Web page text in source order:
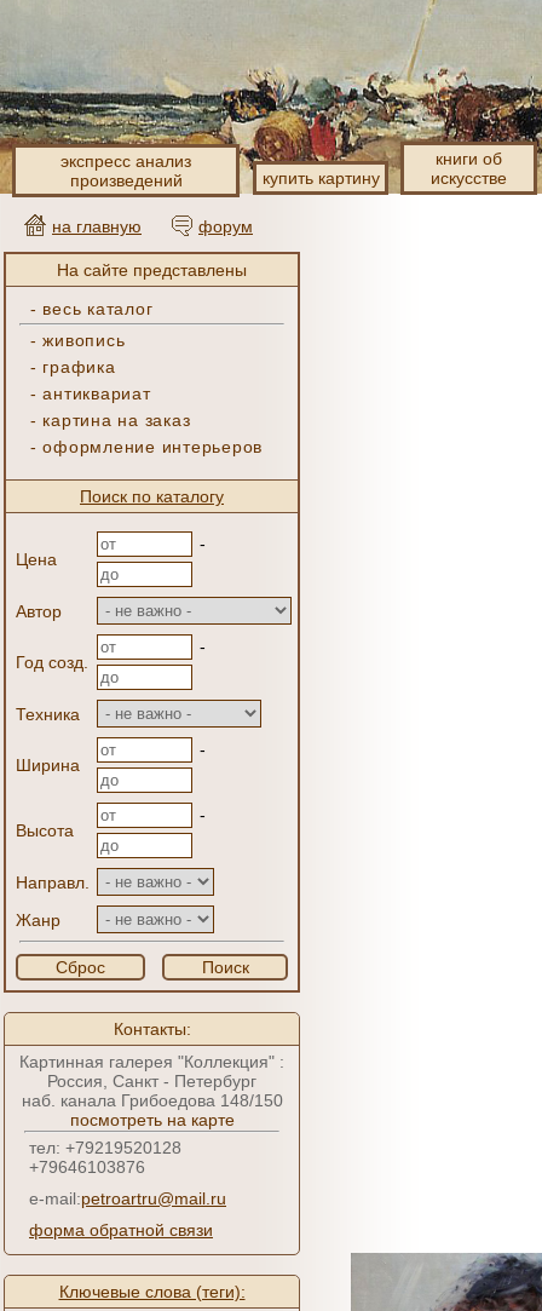
экспресс анализ
произведений
купить картину
книги об
искусстве
на главную форум
На сайте представлены
- весь каталог
-живопись
- графика
-антиквариат
- картина на заказ
-оформление интерьеров
Поиск по каталогу
Цена
-
Автор
Год созд.
-
Техника
Ширина
-
Высота
-
Направл.
Жанр
Сброс Поиск
Контакты:
Картинная галерея "Коллекция" :
Россия, Санкт - Петербург
наб. канала Грибоедова 148/150
посмотреть на карте
тел: +79219520128
+79646103876
e-mail:petroartru@mail.ru
форма обратной связи
Ключевые слова (теги):